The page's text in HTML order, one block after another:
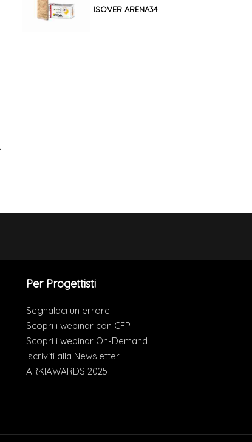
ISOVER ARENA34
Per Progettisti
Segnalaci un errore
Scopri i webinar con CFP
Scopri i webinar On-Demand
Iscriviti alla Newsletter
ARKIAWARDS 2025